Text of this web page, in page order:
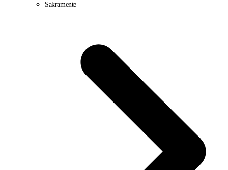
Sakramente